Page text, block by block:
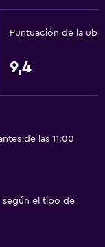
aplicar cargos
Puntuación de la
9,4
de las 11:00
según el tipo de